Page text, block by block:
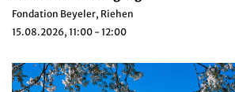
Fondation Beyeler, Riehen
15.08.2026, 11:00 - 12:00